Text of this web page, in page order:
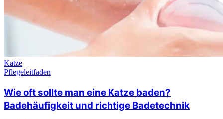
Katze
Pflegeleitfaden
Wie oft sollte man eine Katze baden?
Badehäufigkeit und richtige Badetechnik